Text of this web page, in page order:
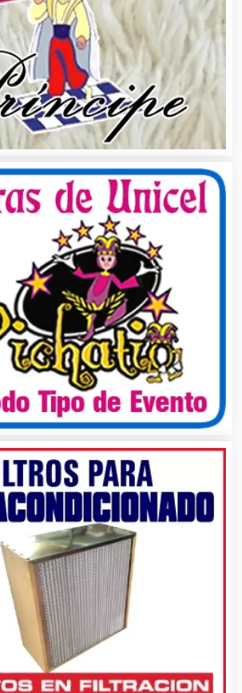
Aguas
de Eventos
y Equipos Eléctricos
de Oficina